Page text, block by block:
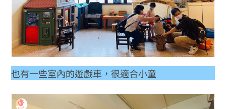
也有一些室內的遊戲車，很適合小童